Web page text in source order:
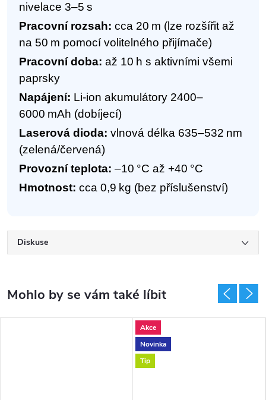
nivelace 3–5 s
Pracovní rozsah: cca 20 m (lze rozšířit až
na 50 m pomocí volitelného přijímače)
Pracovní doba: až 10 h s aktivními všemi
paprsky
Napájení: Li‑ion akumulátory 2400–
6000 mAh (dobíjecí)
Laserová dioda: vlnová délka 635–532 nm
(zelená/červená)
Provozní teplota: –10 °C až +40 °C
Hmotnost: cca 0,9 kg (bez příslušenství)
Diskuse
Akce
Novinka
Tip